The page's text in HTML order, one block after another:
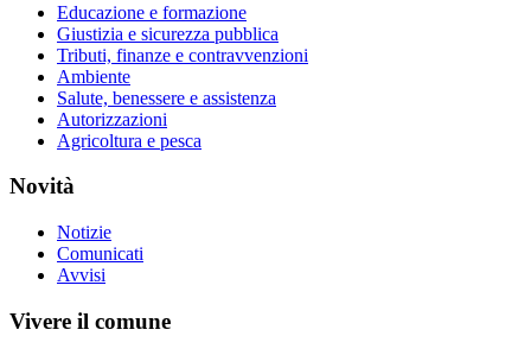
Educazione e formazione
Giustizia e sicurezza pubblica
Tributi, finanze e contravvenzioni
Ambiente
Salute, benessere e assistenza
Autorizzazioni
Agricoltura e pesca
Novità
Notizie
Comunicati
Avvisi
Vivere il comune